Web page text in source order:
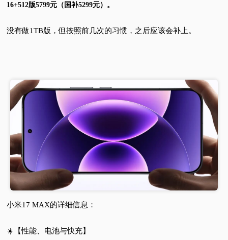
16+512版5799元（国补5299元）。
没有做1TB版，但按照前几次的习惯，之后应该会补上。
小米17 MAX的详细信息：
☀️【性能、电池与快充】